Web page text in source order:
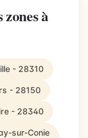
à
- 28310
- 28150
- 28340
sur-Conie